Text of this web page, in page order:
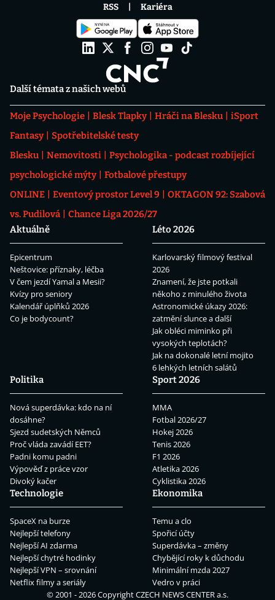
Další témata z našich webů
Moje Psychologie Blesk Tlapky Hráči na Blesku
iSport
Fantasy
Spotřebitelské testy
Blesku
Nemovitosti
Psychologika - podcast rozbíjející
psychologické mýty
Fotbalové přestupy
ONLINE
Eventový prostor Level 9
OKTAGON 92: Szabová
vs. Pudilová
Chance Liga 2026/27
Aktuálně
Epicentrum
Neštovice: příznaky, léčba
V čem jezdí Yamal a Mesii?
Kvízy pro seniory
Kalendář úplňků 2026
Co je bodycount?
Léto 2026
Karlovarský filmový festival
2026
Znamení, že jste potkali
někoho z minulého života
Astronomické úkazy 2026:
zatmění slunce a další
Jak obléci miminko při
vysokých teplotách?
Jak na dokonalé letní mojito
6 lehkých letních salátů
Politika
Nová superdávka: kdo na ní
dosáhne?
Sjezd sudetských Němců
Proč vláda zavádí EET?
Padni komu padni
Výpověď z práce vzor
Divoký kačer
Sport 2026
MMA
Fotbal 2026/27
Hokej 2026
Tenis 2026
F1 2026
Atletika 2026
Cyklistika 2026
Technologie
SpaceX na burze
Nejlepší telefony
Nejlepší AI zdarma
Nejlepší chytré hodinky
Nejlepší VPN – srovnání
Netflix filmy a seriály
Ekonomika
Temu a clo
Spořicí účty
Superdávka – změny
Chybějící roky k důchodu
Minimální mzda 2027
Vedro v práci
RSS Kariéra
© 2001 - 2026 CopyrightCZECH NEWS CENTER a.s.